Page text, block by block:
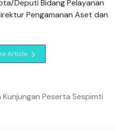
Deputi Bidang Pelayanan
Pengamanan Aset dan
Article
Kunjungan Peserta Sespimti